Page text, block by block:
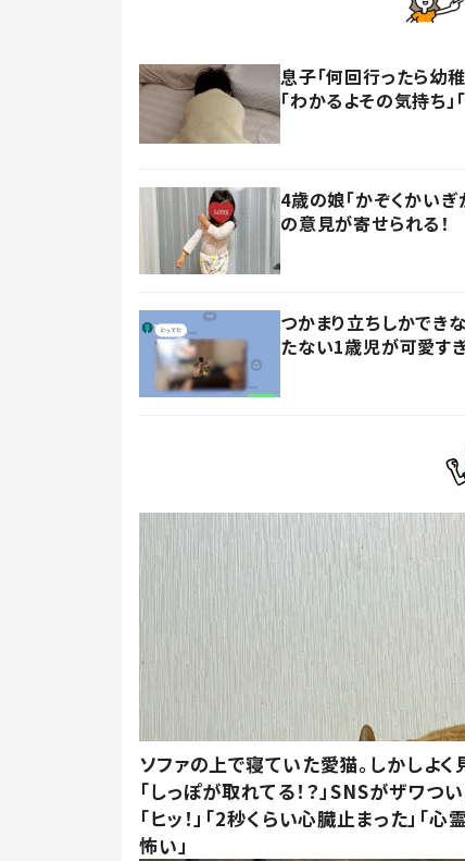
息子「何回行ったら幼
「わかるよその気持ち」
4歳の娘「かぞくかい
の意見が寄せられる！
つかまり立ちしかでき
たない1歳児が可愛す
ソファの上で寝ていた愛猫。しかしよ
「しっぽが取れてる！？」SNSがザワつ
「ヒッ！」「2秒くらい心臓止まった」「心
怖い」